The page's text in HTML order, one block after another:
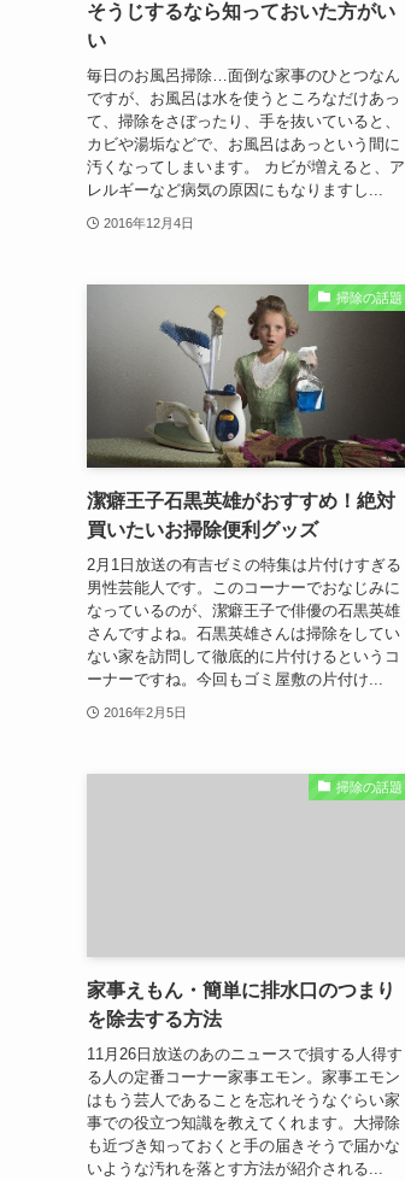
そうじするなら知っておいた方がい
い
毎日のお風呂掃除…面倒な家事のひとつなん
ですが、お風呂は水を使うところなだけあっ
て、掃除をさぼったり、手を抜いていると、
カビや湯垢などで、お風呂はあっという間に
汚くなってしまいます。 カビが増えると、ア
レルギーなど病気の原因にもなりますし...
2016年12月4日
掃除の話題
潔癖王子石黒英雄がおすすめ！絶対
買いたいお掃除便利グッズ
2月1日放送の有吉ゼミの特集は片付けすぎる
男性芸能人です。このコーナーでおなじみに
なっているのが、潔癖王子で俳優の石黒英雄
さんですよね。石黒英雄さんは掃除をしてい
ない家を訪問して徹底的に片付けるというコ
ーナーですね。今回もゴミ屋敷の片付け...
2016年2月5日
掃除の話題
家事えもん・簡単に排水口のつまり
を除去する方法
11月26日放送のあのニュースで損する人得す
る人の定番コーナー家事エモン。家事エモン
はもう芸人であることを忘れそうなぐらい家
事での役立つ知識を教えてくれます。大掃除
も近づき知っておくと手の届きそうで届かな
いような汚れを落とす方法が紹介される...